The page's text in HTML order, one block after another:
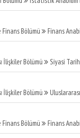
Finans Bölümü Finans
İlişkiler Bölümü Siyasi
İlişkiler Bölümü
Finans Bölümü Finans